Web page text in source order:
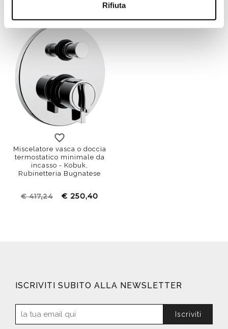
Rifiuta
Miscelatore vasca o doccia
termostatico minimale da
incasso - Kobuk,
Rubinetteria Bugnatese
€ 417,24 € 250,40
ISCRIVITI SUBITO ALLA NEWSLETTER
Iscriviti